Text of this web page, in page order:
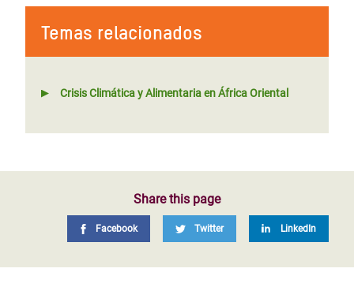
Temas relacionados
Crisis Climática y Alimentaria en África Oriental
Share this page
Facebook Twitter LinkedIn